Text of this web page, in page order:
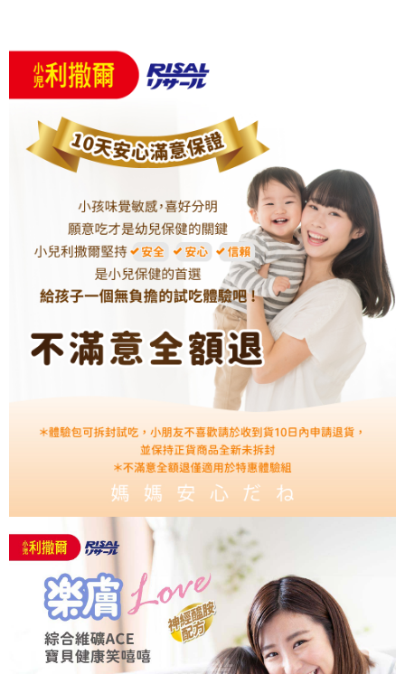
權轉讓予恩沛科技股份有限公司。
２．關於個人資料處理事宜，請瀏覽以下網址：
https://aftee.tw/terms/#terms3
３．未成年的使用者請事先徵得法定代理人或監護人之同意方可使用
「AFTEE先享後付」，若未經同意申辦者引起之損失，本公司不負相關責
任。
４．使用「AFTEE先享後付」時，將依據個別帳號之用戶狀況，依本公司即
時審查核予不同之上限額度；若仍有額度不足之情形，本公司將視審查結果
５．嚴禁一人註冊多個帳號或使用他人資訊註冊。若發現惡意使用之情形，
恩沛科技股份有限公司將有權停止該用戶之使用額度並採取法律行動。